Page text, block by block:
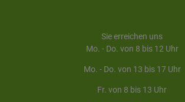
Sie erreichen uns
Mo. - Do. von 8 bis 12 Uhr
Mo. - Do. von 13 bis 17 Uhr
Fr. von 8 bis 13 Uhr